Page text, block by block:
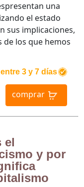
3 y 7 días
comprar
una
el estado
sus implicaciones,
de los que hemos
el
y por